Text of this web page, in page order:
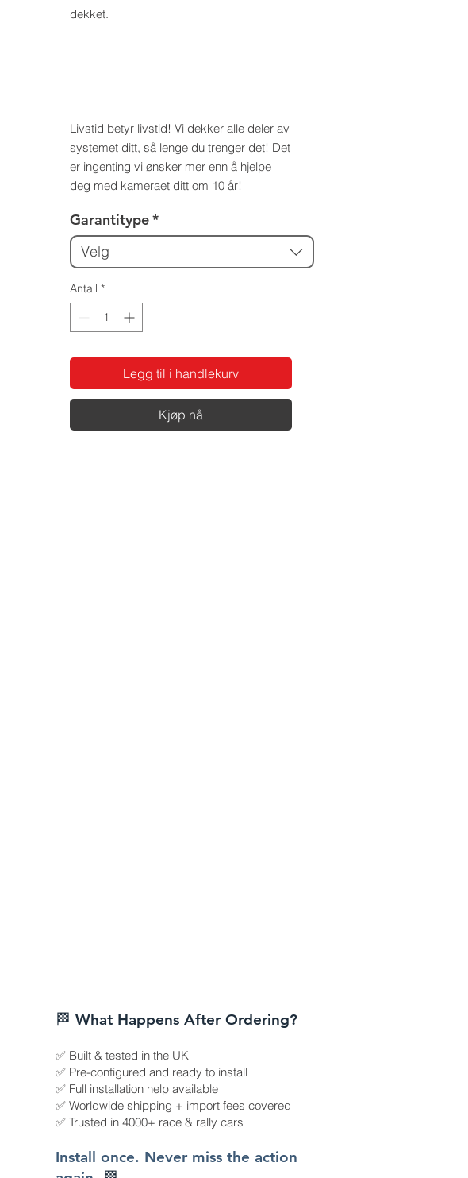
dekket.
Livstid betyr livstid! Vi dekker alle deler av
systemet ditt, så lenge du trenger det! Det
er ingenting vi ønsker mer enn å hjelpe
deg med kameraet ditt om 10 år!
Garantitype*
Velg
Antall *
Legg til i handlekurv
Kjøp nå
🏁 What Happens After Ordering?
✅ Built & tested in the UK
✅ Pre-configured and ready to install
✅ Full installation help available
✅ Worldwide shipping + import fees covered
✅ Trusted in 4000+ race & rally cars
Install once. Never miss the action